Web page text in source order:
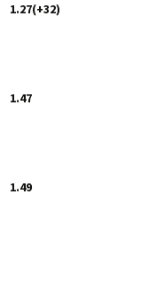
1.27(+32)
1.47
1.49